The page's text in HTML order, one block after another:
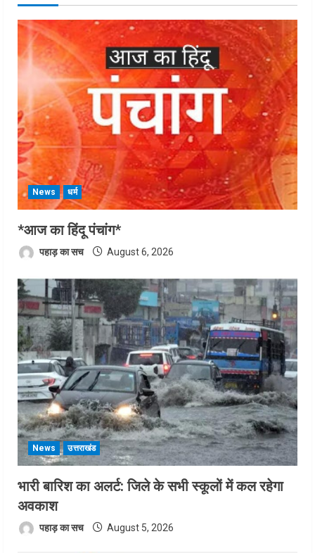
News धर्म
*आज का हिंदू पंचांग*
पहाड़ का सच August 6, 2026
News उत्तराखंड
भारी बारिश का अलर्ट: जिले के सभी स्कूलों में कल रहेगा
अवकाश
पहाड़ का सच August 5, 2026